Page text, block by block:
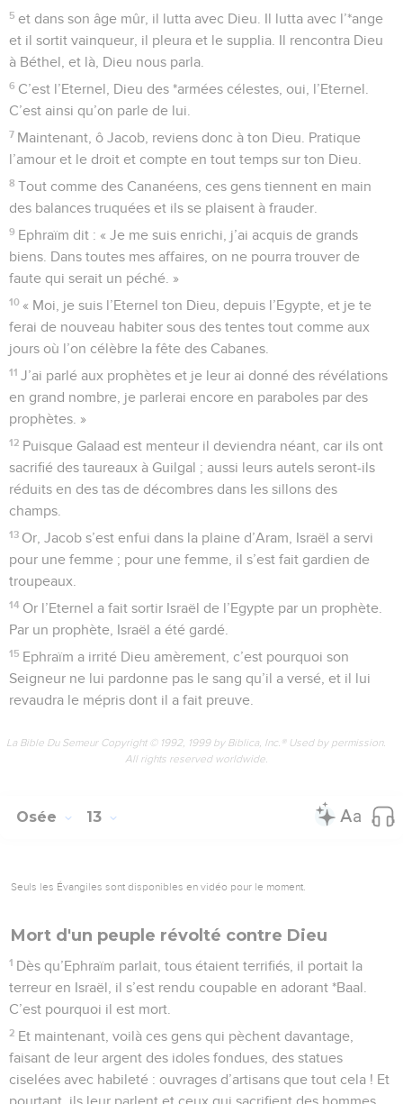
5 et dans son âge mûr, il lutta avec Dieu. Il lutta avec l’*ange
et il sortit vainqueur, il pleura et le supplia. Il rencontra Dieu
à Béthel, et là, Dieu nous parla.
6 C’est l’Eternel, Dieu des *armées célestes, oui, l’Eternel.
C’est ainsi qu’on parle de lui.
7 Maintenant, ô Jacob, reviens donc à ton Dieu. Pratique
l’amour et le droit et compte en tout temps sur ton Dieu.
8 Tout comme des Cananéens, ces gens tiennent en main
des balances truquées et ils se plaisent à frauder.
9 Ephraïm dit : « Je me suis enrichi, j’ai acquis de grands
biens. Dans toutes mes affaires, on ne pourra trouver de
faute qui serait un péché. »
10 « Moi, je suis l’Eternel ton Dieu, depuis l’Egypte, et je te
ferai de nouveau habiter sous des tentes tout comme aux
jours où l’on célèbre la fête des Cabanes.
11 J’ai parlé aux prophètes et je leur ai donné des révélations
en grand nombre, je parlerai encore en paraboles par des
prophètes. »
12 Puisque Galaad est menteur il deviendra néant, car ils ont
sacrifié des taureaux à Guilgal ; aussi leurs autels seront-ils
réduits en des tas de décombres dans les sillons des
champs.
13 Or, Jacob s’est enfui dans la plaine d’Aram, Israël a servi
pour une femme ; pour une femme, il s’est fait gardien de
troupeaux.
14 Or l’Eternel a fait sortir Israël de l’Egypte par un prophète.
Par un prophète, Israël a été gardé.
15 Ephraïm a irrité Dieu amèrement, c’est pourquoi son
Seigneur ne lui pardonne pas le sang qu’il a versé, et il lui
revaudra le mépris dont il a fait preuve.
La Bible Du Semeur Copyright © 1992, 1999 by Biblica, Inc.® Used by permission.
All rights reserved worldwide.
Osée 13
Seuls les Évangiles sont disponibles en vidéo pour le moment.
Mort d'un peuple révolté contre Dieu
1 Dès qu’Ephraïm parlait, tous étaient terrifiés, il portait la
terreur en Israël, il s’est rendu coupable en adorant *Baal.
C’est pourquoi il est mort.
2 Et maintenant, voilà ces gens qui pèchent davantage,
faisant de leur argent des idoles fondues, des statues
ciselées avec habileté : ouvrages d’artisans que tout cela ! Et
pourtant, ils leur parlent et ceux qui sacrifient des hommes